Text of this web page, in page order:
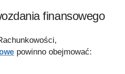
finansowego
powinno obejmować: